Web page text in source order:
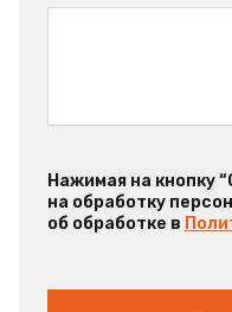
Нажимая на кнопку
на обработку
об обработке в